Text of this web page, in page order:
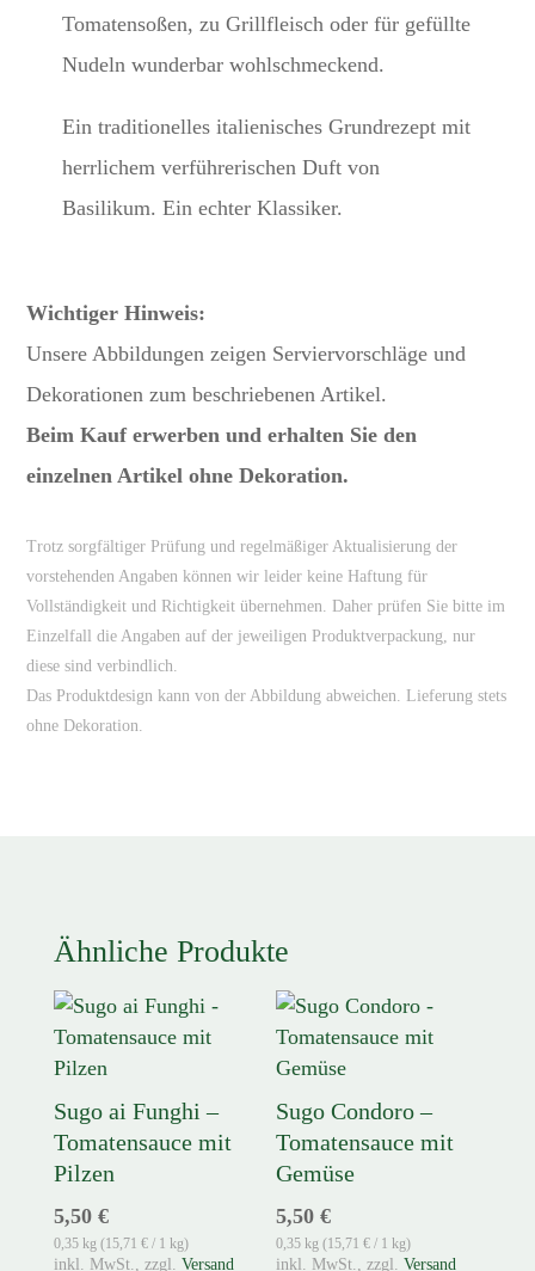
Tomatensoßen, zu Grillfleisch oder für gefüllte
Nudeln wunderbar wohlschmeckend.
Ein traditionelles italienisches Grundrezept mit
herrlichem verführerischen Duft von
Basilikum. Ein echter Klassiker.
Wichtiger Hinweis:
Unsere Abbildungen zeigen Serviervorschläge und
Dekorationen zum beschriebenen Artikel.
Beim Kauf erwerben und erhalten Sie den
einzelnen Artikel ohne Dekoration.
Trotz sorgfältiger Prüfung und regelmäßiger Aktualisierung der
vorstehenden Angaben können wir leider keine Haftung für
Vollständigkeit und Richtigkeit übernehmen. Daher prüfen Sie bitte im
Einzelfall die Angaben auf der jeweiligen Produktverpackung, nur
diese sind verbindlich.
Das Produktdesign kann von der Abbildung abweichen. Lieferung stets
ohne Dekoration.
Ähnliche Produkte
Sugo ai Funghi –
Tomatensauce mit
Pilzen
5,50 €
0,35 kg (15,71 €/ 1 kg)
zzgl. Versand
Sugo Condoro –
Tomatensauce mit
Gemüse
5,50€
0,35 kg (15,71€ / 1 kg)
zzgl.Versand